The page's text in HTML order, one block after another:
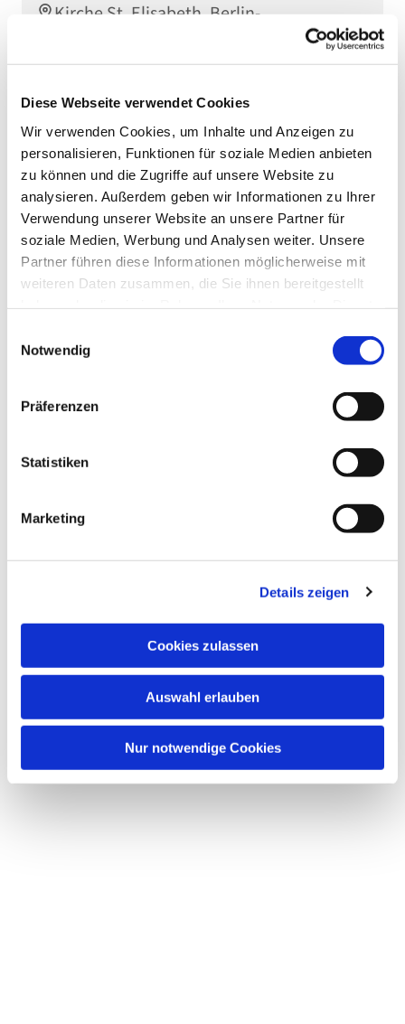
Diese Webseite verwendet Cookies
Wir verwenden Cookies, um Inhalte und Anzeigen zu
personalisieren, Funktionen für soziale Medien anbieten
zu können und die Zugriffe auf unsere Website zu
analysieren. Außerdem geben wir Informationen zu Ihrer
Verwendung unserer Website an unsere Partner für
soziale Medien, Werbung und Analysen weiter. Unsere
Partner führen diese Informationen möglicherweise mit
weiteren Daten zusammen, die Sie ihnen bereitgestellt
Notwendig
Präferenzen
Statistiken
Marketing
Details zeigen
Cookies zulassen
Auswahl erlauben
Nur notwendige Cookies
Kirche St. Elisabeth, Berlin-
Schöneberg, Kolonnenstraße 38, 10829
Berlin